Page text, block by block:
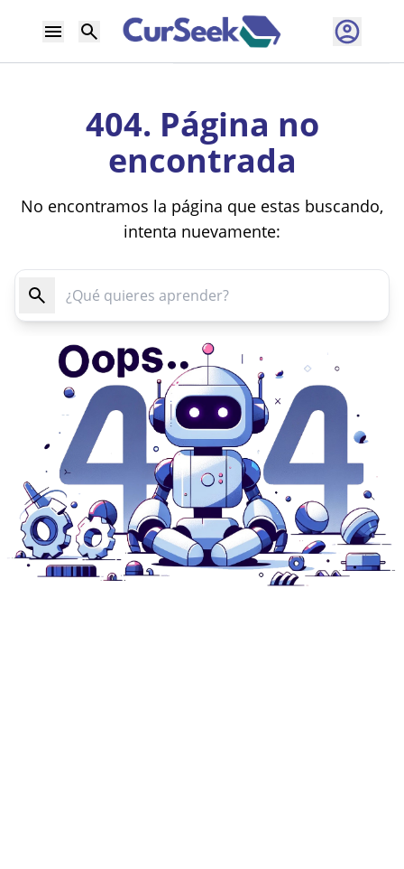
404. Página no
encontrada
No encontramos la página que estas buscando,
intenta nuevamente: